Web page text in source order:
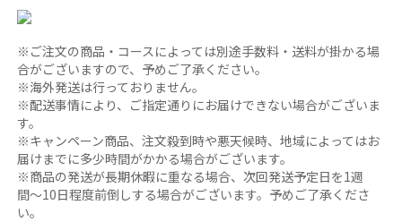
※ご注文の商品・コースによっては別途手数料・送料が掛かる場
合がございますので、予めご了承ください。
※海外発送は行っておりません。
※配送事情により、ご指定通りにお届けできない場合がございま
す。
※キャンペーン商品、注文殺到時や悪天候時、地域によってはお
届けまでに多少時間がかかる場合がございます。
※商品の発送が長期休暇に重なる場合、次回発送予定日を1週
間〜10日程度前倒しする場合がございます。予めご了承くださ
い。